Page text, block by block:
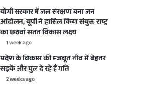
योगी सरकार में जल संरक्षण बना जन
आंदोलन, यूपी ने हासिल किया संयुक्त राष्ट्र
का छठवां सतत विकास लक्ष्य
1 week ago
प्रदेश के विकास की मजबूत नींव में बेहतर
सड़कें और पुल दे रहे हैं गति
2 weeks ago